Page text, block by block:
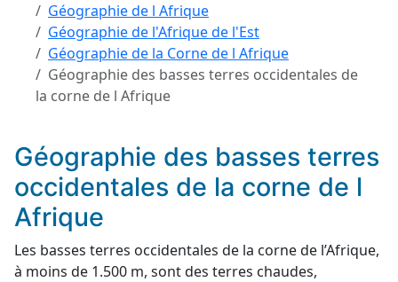
Géographie de l Afrique
Géographie de l'Afrique de l'Est
Géographie de la Corne de l Afrique
Géographie des basses terres occidentales de
la corne de l Afrique
Géographie des basses terres
occidentales de la corne de l
Afrique
Les basses terres occidentales de la corne de l’Afrique,
à moins de 1.500 m, sont des terres chaudes,